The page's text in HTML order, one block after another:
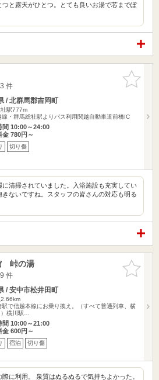
つと露天がひとつ。とても良いお湯で芯までぽ
お気に入
りに追加
件
/ 北群馬郡吉岡町
駅777m
線・群馬総社駅よりバス利用関越自動車道前橋IC
間 10:00～24:00
金 780円～
切り傷
に清掃されていました。入浴施設も充実してい
きないですね。スタッフの皆さんの対応も明る
お気に入
りに追加
峠の湯
件
/ 安中市松井田町
駅で信越本線にお乗り換え。（すべて普通列車、横
）横川駅…
間 10:00～21:00
金 600円～
宿泊 切り傷
に利用。 泉質はぬるぬるで気持ちよかった。